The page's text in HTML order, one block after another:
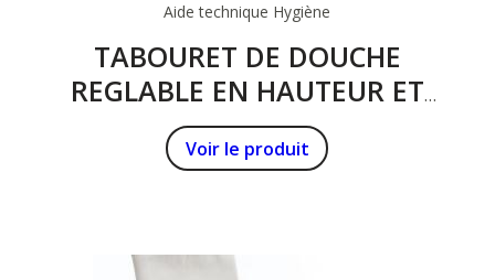
Aide technique Hygiène
TABOURET DE DOUCHE
REGLABLE EN HAUTEUR ET
ASSISE PIVOTANTE
Voir le produit